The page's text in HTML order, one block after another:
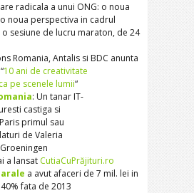
radicala a unui ONG: o noua
noua perspectiva in cadrul
o sesiune de lucru maraton, de 24
Romania, Antalis si BDC anunta
10 ani de creativitate
pe scenele lumii“
: Un tanar IT-
castiga si
primul sau
de Valeria
a lansat CutiaCuPrăjituri.ro
a avut afaceri de 7 mil. lei in
fata de 2013